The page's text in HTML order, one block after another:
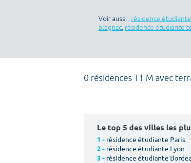
Voir aussi : résidence
blagnac, résidence étudiante
0 résidences T1 M avec
Le top 5 des villes les
1 - résidence étudiante Paris
2 - résidence étudiante Lyon
3 - résidence étudiante